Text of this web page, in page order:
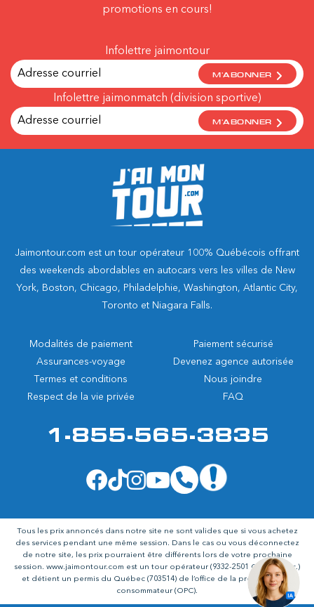
promotions en cours!
Infolettre jaimontour
M'ABONNER
Infolettre jaimonmatch (division sportive)
M'ABONNER
Jaimontour.com est un tour opérateur 100% Québécois offrant
des weekends abordables en autocars vers les villes de New
York, Boston, Chicago, Philadelphie, Washington, Atlantic City,
Toronto et Niagara Falls.
Modalités de paiement
Assurances-voyage
Termes et conditions
Respect de la vie privée
Paiement sécurisé
Devenez agence autorisée
Nous joindre
FAQ
1-855-565-3835
Tous les prix annoncés dans notre site ne sont valides que si vous achetez
des services pendant une même session. Dans le cas ou vous déconnectez
de notre site, les prix pourraient être différents lors de votre prochaine
session. www.jaimontour.com est un tour opérateur (9332-2501 Québec inc.)
et détient un permis du Québec (703514) de l’office de la protection du
consommateur (OPC).